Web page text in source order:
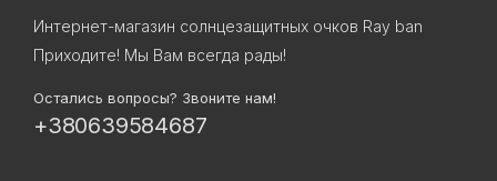
Интернет-магазин солнцезащитных очков Ray ban
Приходите! Мы Вам всегда рады!
Остались вопросы? Звоните нам!
+380639584687